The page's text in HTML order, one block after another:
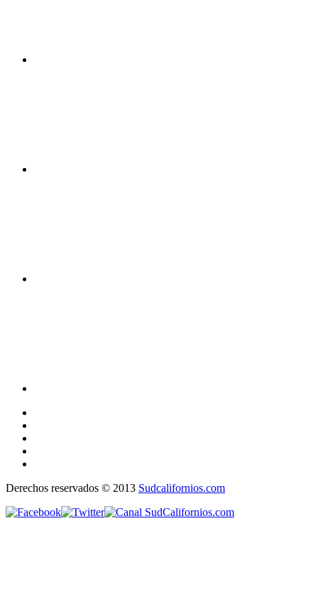
Derechos reservados © 2013 Sudcalifornios.com